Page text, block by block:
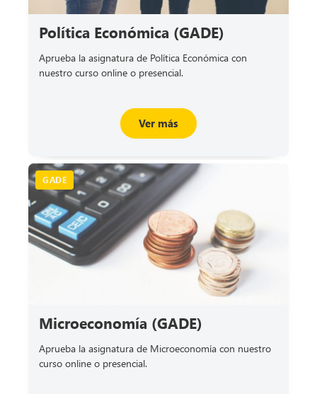
Política Económica (GADE)
Aprueba la asignatura de Política Económica con
nuestro curso online o presencial.
Ver más
GADE
Microeconomía (GADE)
Aprueba la asignatura de Microeconomía con nuestro
curso online o presencial.